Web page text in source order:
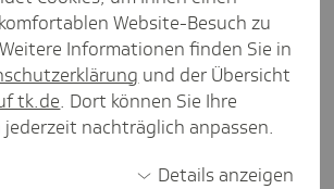
der TK: Keine
Mehr­kosten
Website-Besuch zu
Informationen finden Sie in
und der Übersicht
tk.de. Dort können Sie Ihre
nachträglich anpassen.
Details anzeigen